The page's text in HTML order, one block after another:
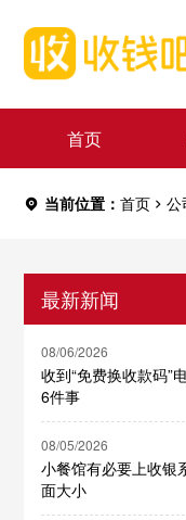
首页
当前位置： 首页 公
最新新闻
08/06/2026
收到“免费换收款码”
6件事
08/05/2026
小餐馆有必要上收银
面大小